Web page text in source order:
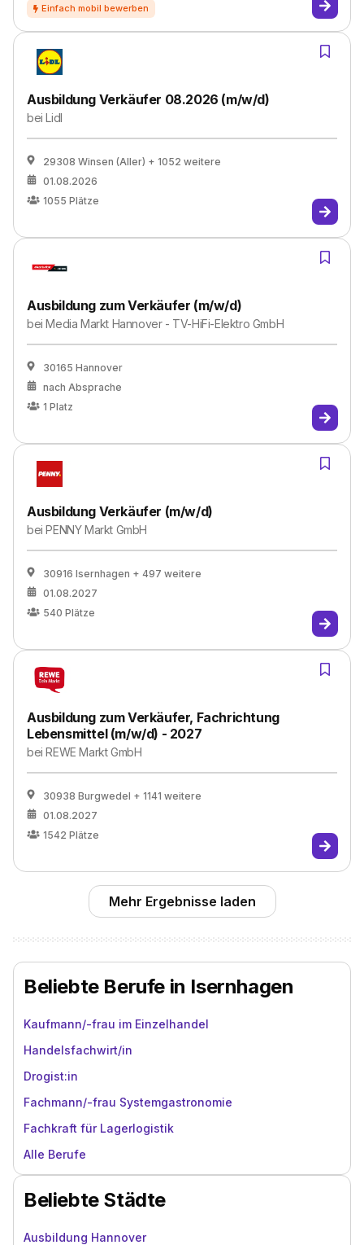
Ausbildung Verkäufer 08.2026 (m/w/d)
beiLidl
29308 Winsen (Aller) + 1052 weitere
01.08.2026
1055 Plätze
Ausbildung zum Verkäufer (m/w/d)
beiMedia Markt Hannover - TV-HiFi-Elektro GmbH
30165 Hannover
nach Absprache
1 Platz
Ausbildung Verkäufer (m/w/d)
beiPENNY Markt GmbH
30916 Isernhagen + 497 weitere
01.08.2027
540 Plätze
Ausbildung zum Verkäufer, Fachrichtung
Lebensmittel (m/w/d) - 2027
beiREWE Markt GmbH
30938 Burgwedel + 1141 weitere
01.08.2027
1542 Plätze
Mehr Ergebnisse laden
Beliebte Berufe in Isernhagen
Kaufmann/-frau im Einzelhandel
Handelsfachwirt/in
Drogist:in
Fachmann/-frau Systemgastronomie
Fachkraft für Lagerlogistik
Alle Berufe
Beliebte Städte
Ausbildung Hannover